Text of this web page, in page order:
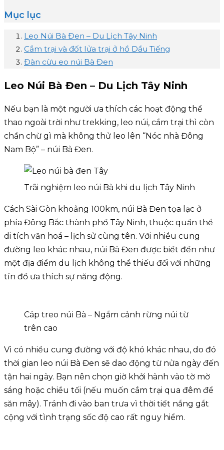
Mục lục
Leo Núi Bà Đen – Du Lịch Tây Ninh
Cắm trại và đốt lửa trại ở hồ Dầu Tiếng
Đàn cừu eo núi Bà Đen
Leo Núi Bà Đen – Du Lịch Tây Ninh
Nếu bạn là một người ưa thích các hoạt động thể
thao ngoài trời như trekking, leo núi, cắm trại thì còn
chần chừ gì mà không thử leo lên “Nóc nhà Đông
Nam Bộ” – núi Bà Đen.
Trãi nghiệm leo núi Bà khi du lịch Tây Ninh
Cách Sài Gòn khoảng 100km, núi Bà Đen tọa lạc ở
phía Đông Bắc thành phố Tây Ninh, thuộc quần thể
di tích văn hoá – lịch sử cùng tên. Với nhiều cung
đường leo khác nhau, núi Bà Đen được biết đến như
một địa điểm du lịch không thể thiếu đối với những
tín đồ ưa thích sự năng động.
Cáp treo núi Bà – Ngắm cảnh rừng núi từ
trên cao
Vì có nhiều cung đường với độ khó khác nhau, do đó
thời gian leo núi Bà Đen sẽ dao động từ nửa ngày đến
tận hai ngày. Bạn nên chọn giờ khởi hành vào tờ mờ
sáng hoặc chiều tối (nếu muốn cắm trại qua đêm để
săn mây). Tránh đi vào ban trưa vì thời tiết nắng gắt
cộng với tình trạng sốc độ cao rất nguy hiểm.